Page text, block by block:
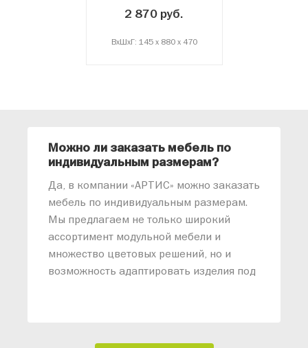
2 870 руб.
ВxШxГ: 145 x 880 x 470
Можно ли заказать мебель по
индивидуальным размерам?
Да, в компании «АРТИС» можно заказать
мебель по индивидуальным размерам.
Мы предлагаем не только широкий
ассортимент модульной мебели и
множество цветовых решений, но и
возможность адаптировать изделия под